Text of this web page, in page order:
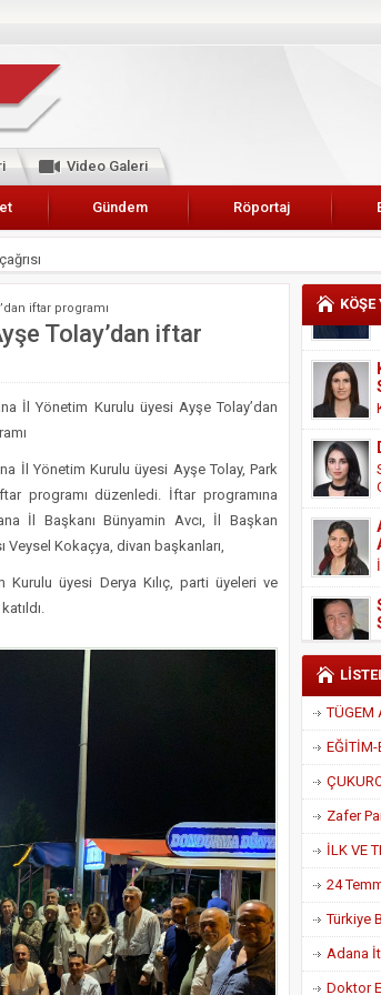
Video Galeri
Gündem Röportaj
Şefik Arslan
HASADINA BAŞLANDI
Çelik
iftar programı
Tolay’dan iftar
İl Yönetim Kurulu üyesi Ayşe Tolay’dan
İl Yönetim Kurulu üyesi Ayşe Tolay, Park
programı düzenledi. İftar programına
İl Başkanı Bünyamin Avcı, İl Başkan
Veysel Kokaçya, divan başkanları,
Kurulu üyesi Derya Kılıç, parti üyeleri ve
Adana